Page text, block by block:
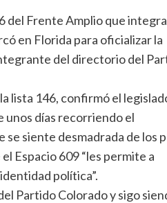
del Frente Amplio que
en Florida para oficializar la
del directorio del
lista 146, confirmó el
unos días recorriendo el
siente desmadrada de los
Espacio 609 “les permite a
política”.
Partido Colorado y sigo